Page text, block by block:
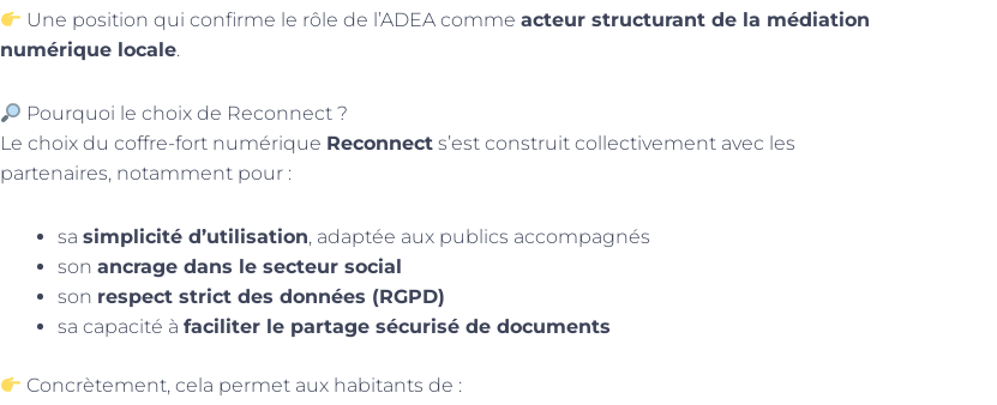
Une position qui confirme le rôle de l’ADEA commeacteur structurant de la médiation
numérique locale.
Pourquoi le choix de Reconnect ?
Le choix du coffre-fort numérique Reconnect s’est construit collectivement avec les
partenaires, notamment pour :
sa simplicité d’utilisation, adaptée aux publics accompagnés
son ancrage dans le secteur social
son respect strict des données (RGPD)
sa capacité à faciliter le partage sécurisé de documents
Concrètement, cela permet aux habitants de :